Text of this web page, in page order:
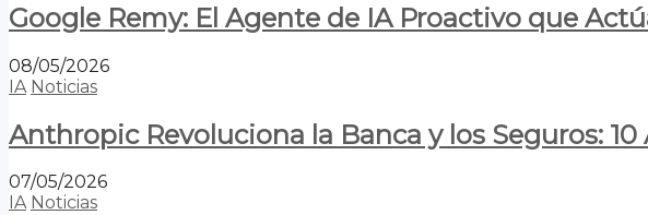
Google Remy: El Agente de IA Proactivo que
08/05/2026
IA Noticias
Anthropic Revoluciona la Banca y los Seguros:
07/05/2026
IA Noticias